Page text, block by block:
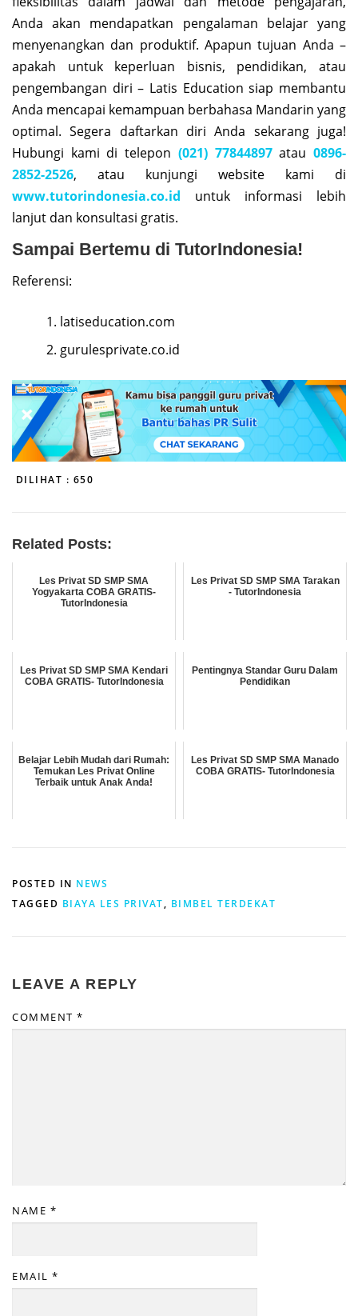
Anda akan mendapatkan pengalaman belajar yang
menyenangkan dan produktif. Apapun tujuan Anda –
apakah untuk keperluan bisnis, pendidikan, atau
pengembangan diri – Latis Education siap membantu
Anda mencapai kemampuan berbahasa Mandarin yang
optimal. Segera daftarkan diri Anda sekarang juga!
Hubungi kami di telepon (021) 77844897atau0896-
2852-2526, atau kunjungi website kami di
www.tutorindonesia.co.id untuk informasi lebih
lanjut dan konsultasi gratis.
Sampai Bertemu di TutorIndonesia!
Referensi:
latiseducation.com
gurulesprivate.co.id
DILIHAT : 650
Related Posts:
Les Privat SD SMP SMA
Yogyakarta COBA GRATIS-
TutorIndonesia
Les Privat SD SMP SMA Tarakan
- TutorIndonesia
Les Privat SD SMP SMA Kendari
COBA GRATIS- TutorIndonesia
Pentingnya Standar Guru Dalam
Pendidikan
Belajar Lebih Mudah dari Rumah:
Temukan Les Privat Online
Terbaik untuk Anak Anda!
Les Privat SD SMP SMA Manado
COBA GRATIS- TutorIndonesia
POSTED IN NEWS
TAGGED BIAYA LES PRIVAT, BIMBEL TERDEKAT
LEAVE A REPLY
COMMENT *
NAME *
EMAIL *